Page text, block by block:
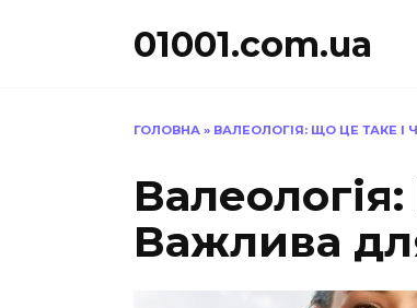
01001.com.ua
ГОЛОВНА » ВАЛЕОЛОГІЯ: ЩО ЦЕ ТАКЕ
Важлива